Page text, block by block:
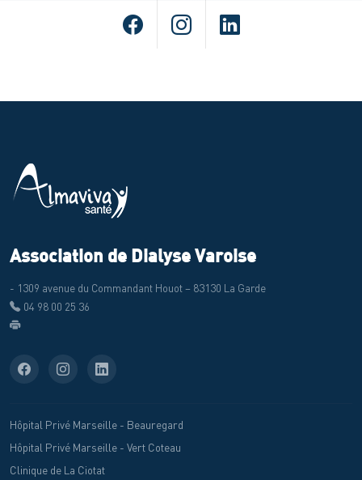
Association de Dialyse Varoise
- 1309 avenue du Commandant Houot – 83130 La Garde
04 98 00 25 36
Hôpital Privé Marseille - Beauregard
Hôpital Privé Marseille - Vert Coteau
Clinique de La Ciotat